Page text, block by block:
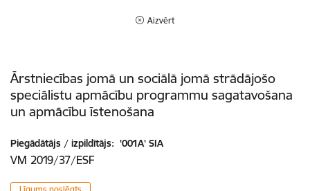
Aizvērt
Ārstniecības jomā un sociālā jomā strādājošo
speciālistu apmācību programmu sagatavošana
un apmācību īstenošana
Piegādātājs / izpildītājs: '001A' SIA
VM 2019/37/ESF